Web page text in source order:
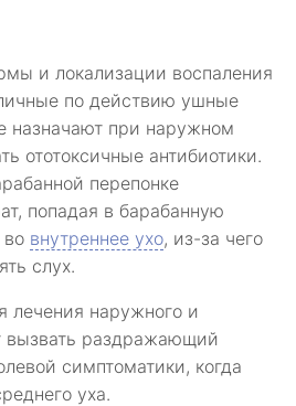
и локализации воспаления
по действию ушные
назначают при наружном
ототоксичные антибиотики.
перепонке
попадая в барабанную
во внутреннее ухо, из-за чего
слух.
лечения наружного и
вызвать раздражающий
симптоматики, когда
уха.